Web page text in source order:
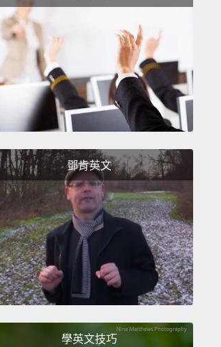
年執行一項類似計劃，不過那將會
並在大氣中將之燃燒殆盡。
鄧肯英文
學英文技巧